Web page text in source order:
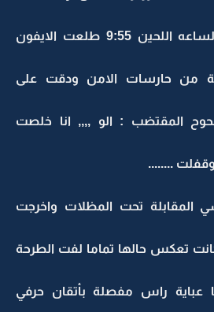
اسورة مشابهه لها الساعه اللحين 9:55 طلعت الايفون
من حارسات الامن ودقت على
المقتضب : الو ,,,, انا خلصت
وقفلت ........
تحت المظلات واخرجت
تعكس حالها تماما لفت الطرحة
عباية راس مفصلة بأتقان حرفي